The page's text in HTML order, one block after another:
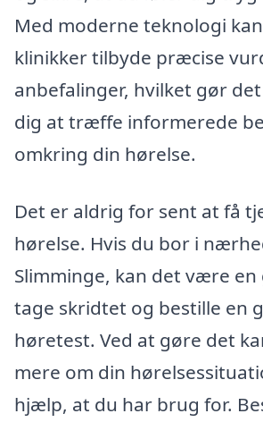
Med moderne teknologi
klinikker tilbyde præcise
anbefalinger, hvilket gør
dig at træffe informerede
omkring din hørelse.
Det er aldrig for sent at få
hørelse. Hvis du bor i
Slimminge, kan det være en
tage skridtet og bestille en
høretest. Ved at gøre det
mere om din
hjælp, at du har brug for.